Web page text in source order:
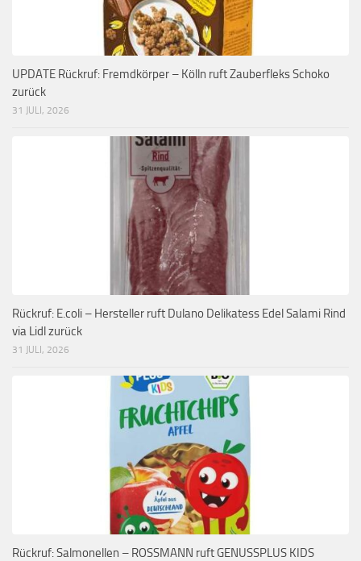
UPDATE Rückruf: Fremdkörper – Kölln ruft Zauberfleks Schoko
zurück
31 JULI, 2026
Rückruf: E.coli – Hersteller ruft Dulano Delikatess Edel Salami Rind
via Lidl zurück
31 JULI, 2026
Rückruf: Salmonellen – ROSSMANN ruft GENUSSPLUS KIDS